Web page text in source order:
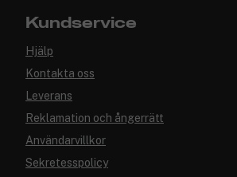
Kundservice
Hjälp
Kontakta oss
Leverans
Reklamation och ångerrätt
Användarvillkor
Sekretesspolicy